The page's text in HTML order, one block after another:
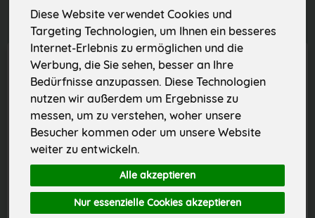
Diese Website verwendet Cookies und
Targeting Technologien, um Ihnen ein besseres
Internet-Erlebnis zu ermöglichen und die
Werbung, die Sie sehen, besser an Ihre
Bedürfnisse anzupassen. Diese Technologien
nutzen wir außerdem um Ergebnisse zu
messen, um zu verstehen, woher unsere
Besucher kommen oder um unsere Website
weiter zu entwickeln.
Alle akzeptieren
Nur essenzielle Cookies akzeptieren